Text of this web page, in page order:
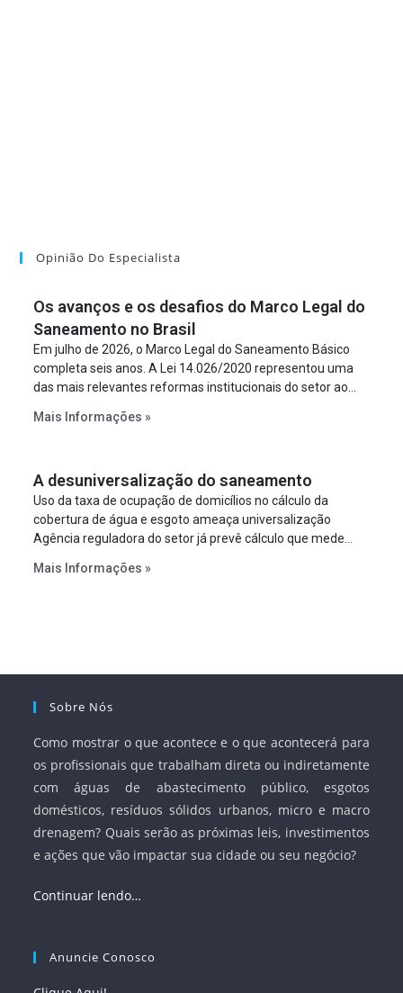
Opinião Do Especialista
Os avanços e os desafios do Marco Legal do
Saneamento no Brasil
Em julho de 2026, o Marco Legal do Saneamento Básico
completa seis anos. A Lei 14.026/2020 representou uma
das mais relevantes reformas institucionais do setor ao
serviços, ampliar a participação da iniciativa privada,
à segurança jurídica dos contratos.
Mais Informações »
A desuniversalização do saneamento
Uso da taxa de ocupação de domicílios no cálculo da
cobertura de água e esgoto ameaça universalização
Agência reguladora do setor já prevê cálculo que mede
Mais Informações »
Sobre Nós
Como mostrar o que acontece e o que acontecerá para
os profissionais que trabalham direta ou indiretamente
com águas de abastecimento público, esgotos
domésticos, resíduos sólidos urbanos, micro e macro
drenagem? Quais serão as próximas leis, investimentos
e ações que vão impactar sua cidade ou seu negócio?
Continuar lendo…
Anuncie Conosco